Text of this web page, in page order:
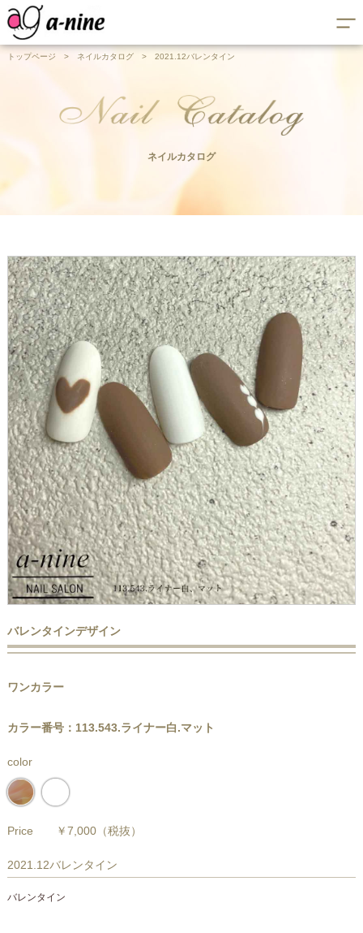
トップページ > ネイルカタログ > 2021.12バレンタイン
ネイルカタログ
バレンタインデザイン
ワンカラー
カラー番号：113.543.ライナー白.マット
color
Price ￥7,000（税抜）
2021.12バレンタイン
バレンタイン